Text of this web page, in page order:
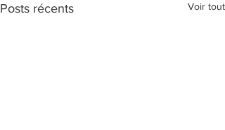
Posts récents Voir tout